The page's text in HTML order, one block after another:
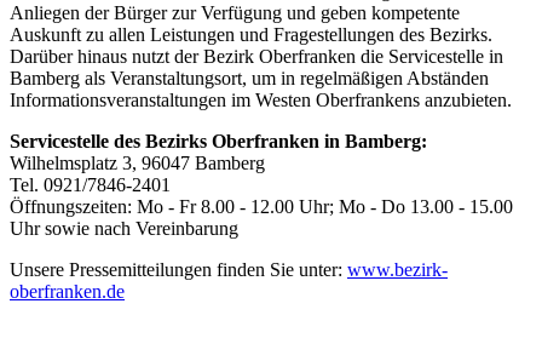
Anliegen der Bürger zur Verfügung und geben kompetente
Auskunft zu allen Leistungen und Fragestellungen des Bezirks.
Darüber hinaus nutzt der Bezirk Oberfranken die Servicestelle in
Bamberg als Veranstaltungsort, um in regelmäßigen Abständen
Informationsveranstaltungen im Westen Oberfrankens anzubieten.
Servicestelle des Bezirks Oberfranken in Bamberg:
Wilhelmsplatz 3, 96047 Bamberg
Tel. 0921/7846-2401
Öffnungszeiten: Mo - Fr 8.00 - 12.00 Uhr; Mo - Do 13.00 - 15.00
Uhr sowie nach Vereinbarung
Unsere Pressemitteilungen finden Sie unter: www.bezirk-
oberfranken.de